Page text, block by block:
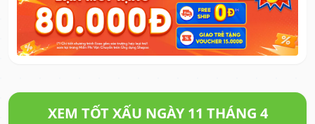
XEM TỐT XẤU NGÀY 11 THÁNG 4